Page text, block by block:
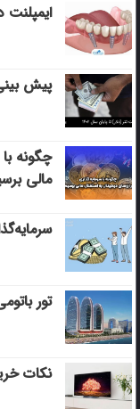
پیش بینی
چگونه با
مالی
تور
نکات خرید